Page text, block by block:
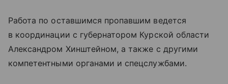
Работа по оставшимся пропавшим ведется
в координации с губернатором Курской области
Александром Хинштейном, а также с другими
компетентными органами и спецслужбами.